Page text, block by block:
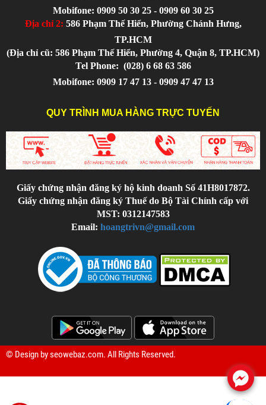
Mobifone: 0909 50 30 25 - 0909 60 30 25
Địa chỉ 2: 586 Phạm Thế Hiển, Phường Chánh Hưng,
TP.HCM
(Địa chỉ cũ: 586 Phạm Thế Hiển, Phường 4, Quận 8, TP.HCM)
Tel Phone: (028) 6 68 63 586
Mobifone: 0909 17 47 13 - 0909 47 47 13
QUY TRÌNH MUA HÀNG TRỰC TUYẾN
Giấy chứng nhận đăng ký hộ kinh doanh Số 41H8017872.
Giấy chứng nhận đăng ký Thuế do Bộ Tài Chính cấp với
MST: 0312147583
Email: hoangtrivn@gmail.com
© Design byseowebaz.com. All Rights Reserved.
.